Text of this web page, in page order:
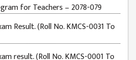
for Teachers – 2078-079
Result. (Roll No. KMCS-0031 To
result. (Roll No. KMCS-0001 To